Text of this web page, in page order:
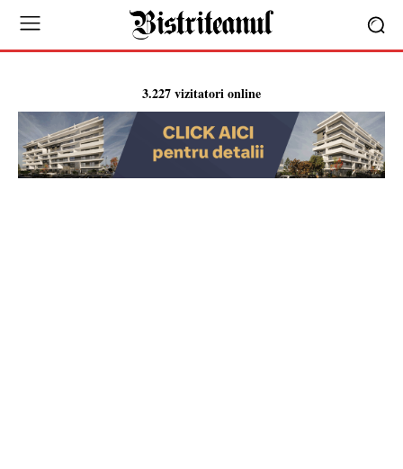
3.227 vizitatori online